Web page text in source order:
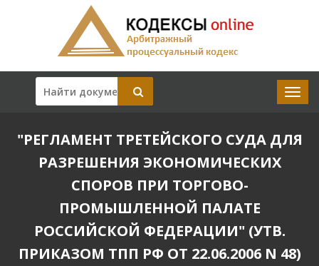
"РЕГЛАМЕНТ ТРЕТЕЙСКОГО СУДА ДЛЯ
РАЗРЕШЕНИЯ ЭКОНОМИЧЕСКИХ
СПОРОВ ПРИ ТОРГОВО-
ПРОМЫШЛЕННОЙ ПАЛАТЕ
РОССИЙСКОЙ ФЕДЕРАЦИИ" (УТВ.
ПРИКАЗОМ ТПП РФ ОТ 22.06.2006 N 48)